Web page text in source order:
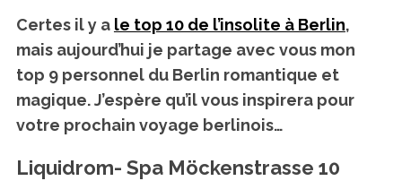
Certes il y a le top 10 de l’insolite à Berlin,
mais aujourd’hui je partage avec vous mon
top 9 personnel du Berlin romantique et
magique. J’espère qu’il vous inspirera pour
votre prochain voyage berlinois…
Liquidrom- Spa Möckenstrasse 10